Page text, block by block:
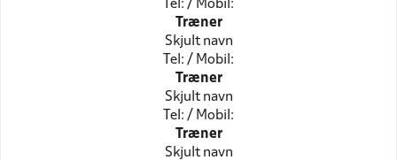
Tel: / Mobil:
Træner
Skjult navn
Tel: / Mobil:
Træner
Skjult navn
Tel: / Mobil:
Træner
Skjult navn